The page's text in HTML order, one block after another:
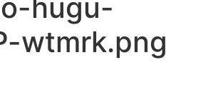
hugu-
wtmrk.png